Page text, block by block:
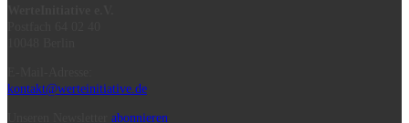
kontakt@werteinitiative.de
abonnieren